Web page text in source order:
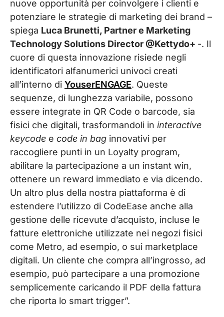
nuove opportunità per coinvolgere i clienti e
potenziare le strategie di marketing dei brand –
spiega Luca Brunetti, Partner e Marketing
Technology Solutions Director @Kettydo+ -. Il
cuore di questa innovazione risiede negli
identificatori alfanumerici univoci creati
all’interno di YouserENGAGE. Queste
sequenze, di lunghezza variabile, possono
essere integrate in QR Code o barcode, sia
fisici che digitali, trasformandoli in interactive
keycode e code in bag innovativi per
raccogliere punti in un Loyalty program,
abilitare la partecipazione a un instant win,
ottenere un reward immediato e via dicendo.
Un altro plus della nostra piattaforma è di
estendere l’utilizzo di CodeEase anche alla
gestione delle ricevute d’acquisto, incluse le
fatture elettroniche utilizzate nei negozi fisici
come Metro, ad esempio, o sui marketplace
digitali. Un cliente che compra all’ingrosso, ad
esempio, può partecipare a una promozione
semplicemente caricando il PDF della fattura
che riporta lo smart trigger”.